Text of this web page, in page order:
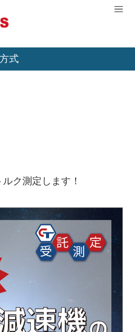
式
TECHNOS股份有
ク測定します！